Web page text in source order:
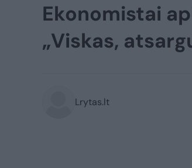
Ekonomistai
„Viskas,
Lrytas.lt